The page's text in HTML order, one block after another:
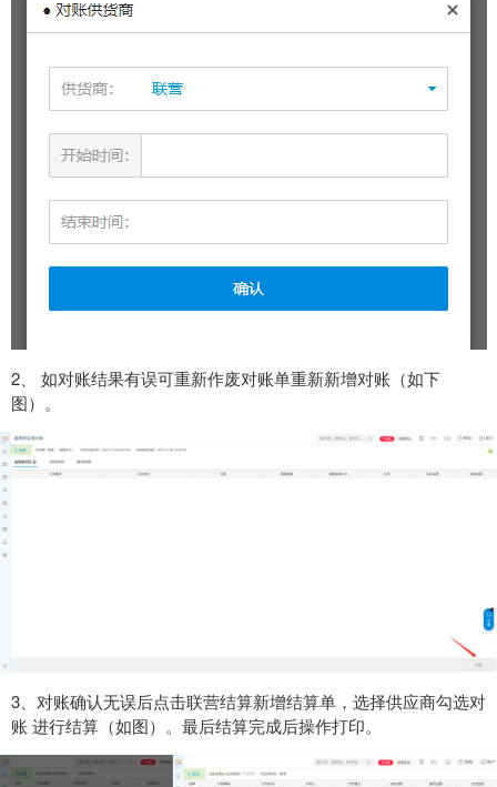
2、 如对账结果有误可重新作废对账单重新新增对账（如下
图）。
3、对账确认无误后点击联营结算新增结算单，选择供应商勾选对
账 进行结算（如图）。最后结算完成后操作打印。